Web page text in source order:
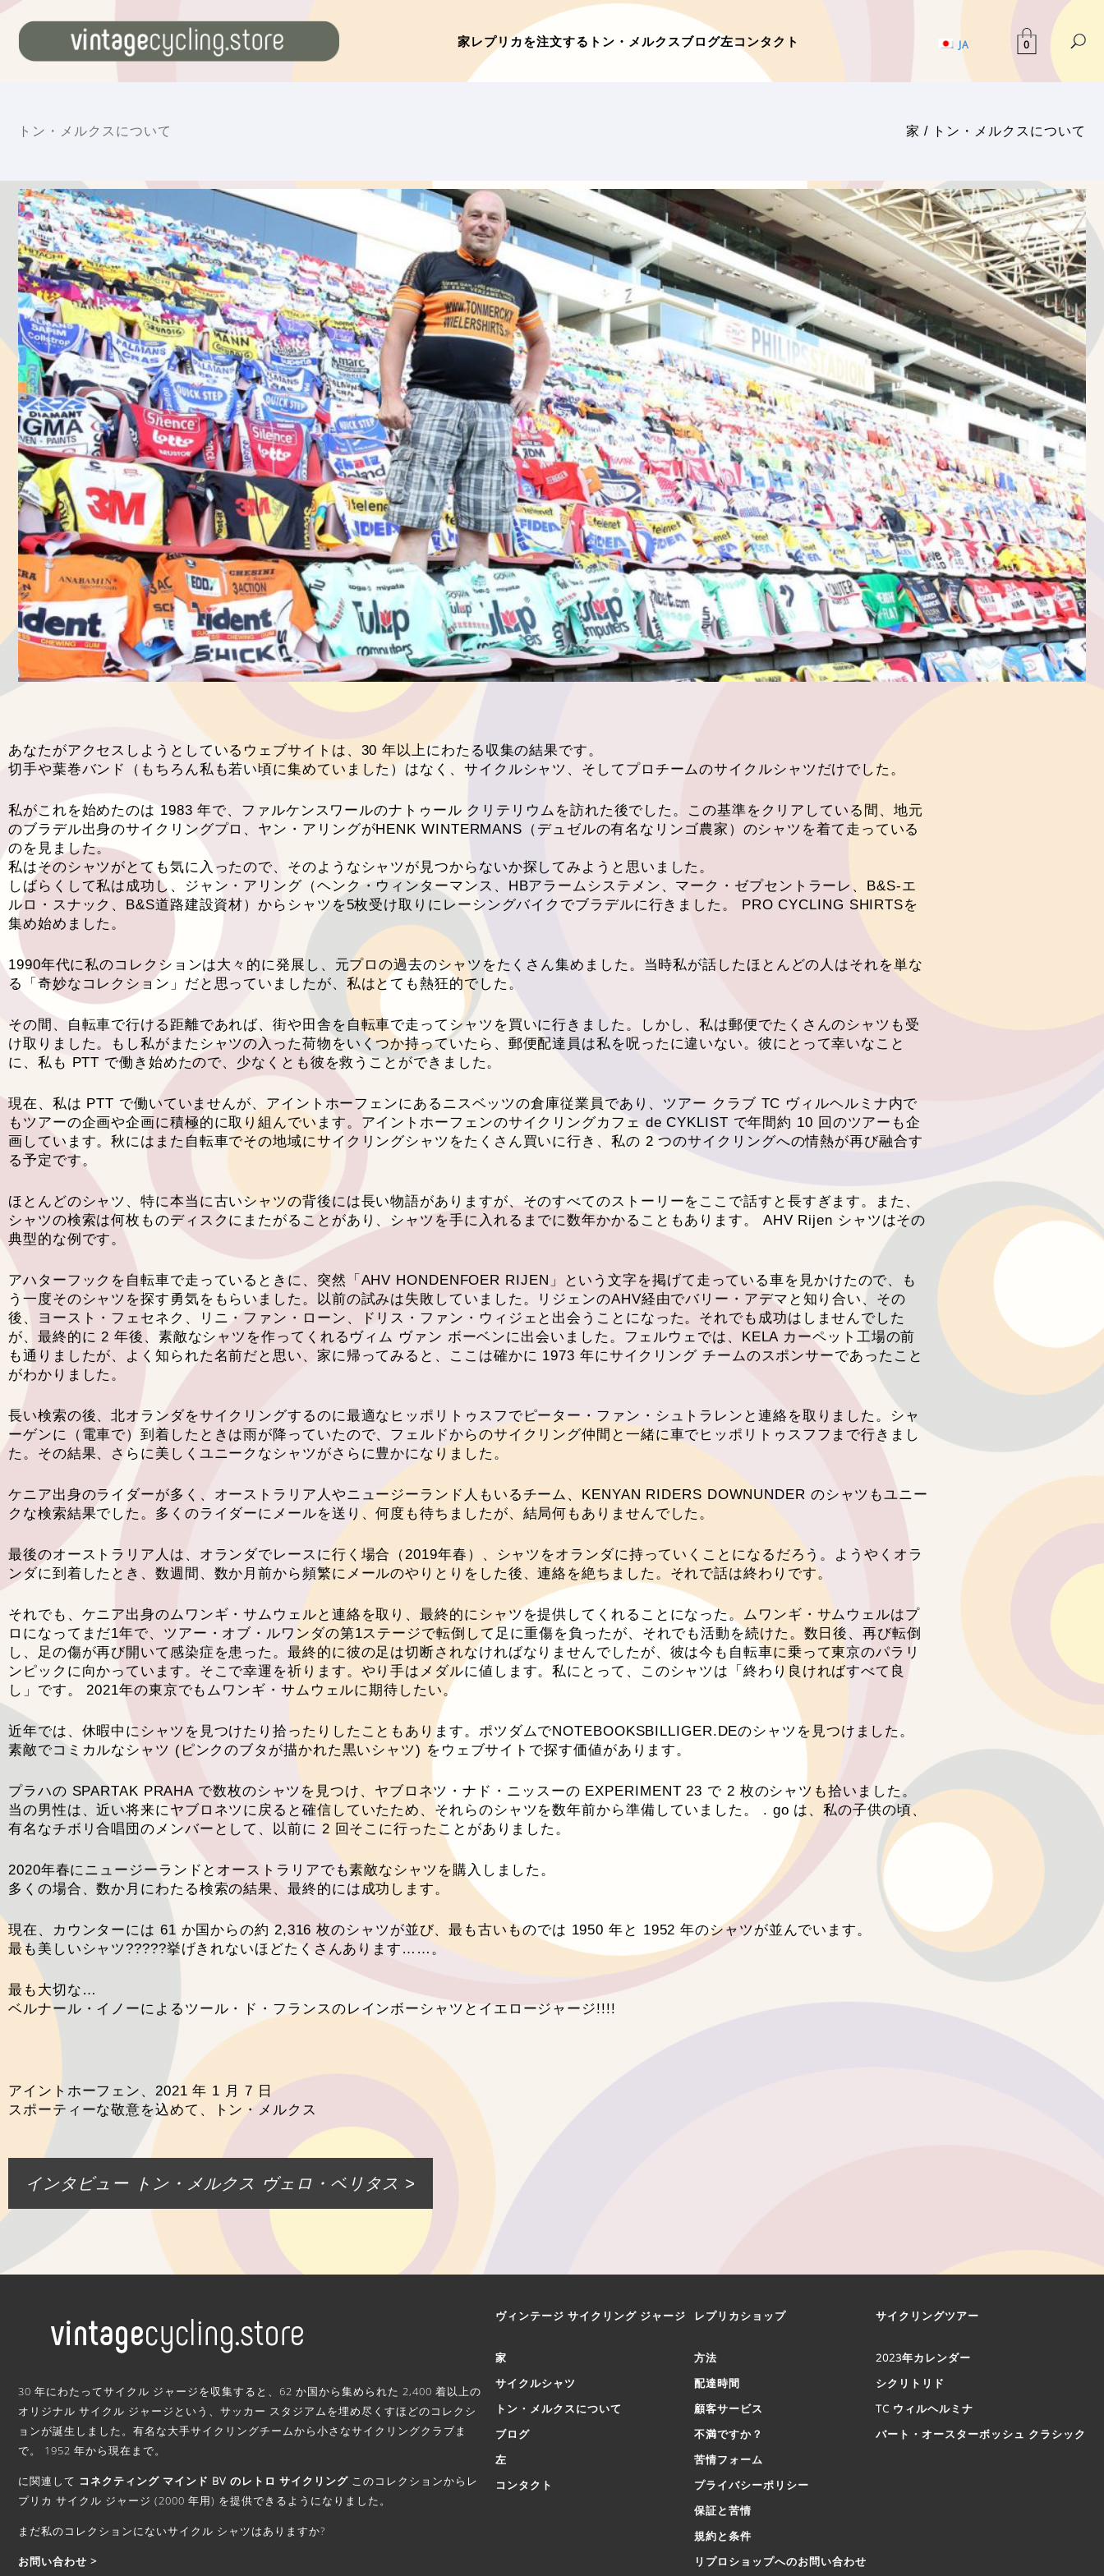
家レプリカを注文する トン・メルクスブログ左コンタクト JA 0
トン・メルクスについて 家 / トン・メルクスについて
あなたがアクセスしようとしているウェブサイトは、30 年以上にわたる収集の結果です。
切手や葉巻バンド（もちろん私も若い頃に集めていました）はなく、サイクルシャツ、そしてプロチームのサイクルシャツだけでした。
私がこれを始めたのは 1983 年で、ファルケンスワールのナトゥール クリテリウムを訪れた後でした。この基準をクリアしている間、地元
のブラデル出身のサイクリングプロ、ヤン・アリングがHENK WINTERMANS（デュゼルの有名なリンゴ農家）のシャツを着て走っている
のを見ました。
私はそのシャツがとても気に入ったので、そのようなシャツが見つからないか探してみようと思いました。
しばらくして私は成功し、ジャン・アリング（ヘンク・ウィンターマンス、HBアラームシステメン、マーク・ゼプセントラーレ、B&S-エ
ルロ・スナック、B&S道路建設資材）からシャツを5枚受け取りにレーシングバイクでブラデルに行きました。 PRO CYCLING SHIRTSを
集め始めました。
1990年代に私のコレクションは大々的に発展し、元プロの過去のシャツをたくさん集めました。当時私が話したほとんどの人はそれを単な
る「奇妙なコレクション」だと思っていましたが、私はとても熱狂的でした。
その間、自転車で行ける距離であれば、街や田舎を自転車で走ってシャツを買いに行きました。しかし、私は郵便でたくさんのシャツも受
け取りました。もし私がまたシャツの入った荷物をいくつか持っていたら、郵便配達員は私を呪ったに違いない。彼にとって幸いなこと
に、私も PTT で働き始めたので、少なくとも彼を救うことができました。
現在、私は PTT で働いていませんが、アイントホーフェンにあるニスベッツの倉庫従業員であり、ツアー クラブ TC ヴィルヘルミナ内で
もツアーの企画や企画に積極的に取り組んでいます。アイントホーフェンのサイクリングカフェ de CYKLIST で年間約 10 回のツアーも企
画しています。秋にはまた自転車でその地域にサイクリングシャツをたくさん買いに行き、私の 2 つのサイクリングへの情熱が再び融合す
る予定です。
ほとんどのシャツ、特に本当に古いシャツの背後には長い物語がありますが、そのすべてのストーリーをここで話すと長すぎます。また、
シャツの検索は何枚ものディスクにまたがることがあり、シャツを手に入れるまでに数年かかることもあります。 AHV Rijen シャツはその
典型的な例です。
アハターフックを自転車で走っているときに、突然「AHV HONDENFOER RIJEN」という文字を掲げて走っている車を見かけたので、も
う一度そのシャツを探す勇気をもらいました。以前の試みは失敗していました。リジェンのAHV経由でバリー・アデマと知り合い、その
後、ヨースト・フェセネク、リニ・ファン・ローン、ドリス・ファン・ウィジェと出会うことになった。それでも成功はしませんでした
が、最終的に 2 年後、素敵なシャツを作ってくれるヴィム ヴァン ボーベンに出会いました。フェルウェでは、KELA カーペット工場の前
も通りましたが、よく知られた名前だと思い、家に帰ってみると、ここは確かに 1973 年にサイクリング チームのスポンサーであったこと
がわかりました。
長い検索の後、北オランダをサイクリングするのに最適なヒッポリトゥスフでピーター・ファン・シュトラレンと連絡を取りました。シャ
ーゲンに（電車で）到着したときは雨が降っていたので、フェルドからのサイクリング仲間と一緒に車でヒッポリトゥスフフまで行きまし
た。その結果、さらに美しくユニークなシャツがさらに豊かになりました。
ケニア出身のライダーが多く、オーストラリア人やニュージーランド人もいるチーム、KENYAN RIDERS DOWNUNDER のシャツもユニー
クな検索結果でした。多くのライダーにメールを送り、何度も待ちましたが、結局何もありませんでした。
最後のオーストラリア人は、オランダでレースに行く場合（2019年春）、シャツをオランダに持っていくことになるだろう。ようやくオラ
ンダに到着したとき、数週間、数か月前から頻繁にメールのやりとりをした後、連絡を絶ちました。それで話は終わりです。
それでも、ケニア出身のムワンギ・サムウェルと連絡を取り、最終的にシャツを提供してくれることになった。ムワンギ・サムウェルはプ
ロになってまだ1年で、ツアー・オブ・ルワンダの第1ステージで転倒して足に重傷を負ったが、それでも活動を続けた。数日後、再び転倒
し、足の傷が再び開いて感染症を患った。最終的に彼の足は切断されなければなりませんでしたが、彼は今も自転車に乗って東京のパラリ
ンピックに向かっています。そこで幸運を祈ります。やり手はメダルに値します。私にとって、このシャツは「終わり良ければすべて良
し」です。 2021年の東京でもムワンギ・サムウェルに期待したい。
近年では、休暇中にシャツを見つけたり拾ったりしたこともあります。ポツダムでNOTEBOOKSBILLIGER.DEのシャツを見つけました。
素敵でコミカルなシャツ (ピンクのブタが描かれた黒いシャツ) をウェブサイトで探す価値があります。
プラハの SPARTAK PRAHA で数枚のシャツを見つけ、ヤブロネツ・ナド・ニッスーの EXPERIMENT 23 で 2 枚のシャツも拾いました。
当の男性は、近い将来にヤブロネツに戻ると確信していたため、それらのシャツを数年前から準備していました。 . go は、私の子供の頃、
有名なチボリ合唱団のメンバーとして、以前に 2 回そこに行ったことがありました。
2020年春にニュージーランドとオーストラリアでも素敵なシャツを購入しました。
多くの場合、数か月にわたる検索の結果、最終的には成功します。
現在、カウンターには 61 か国からの約 2,316 枚のシャツが並び、最も古いものでは 1950 年と 1952 年のシャツが並んでいます。
最も美しいシャツ?????挙げきれないほどたくさんあります……。
最も大切な…
ベルナール・イノーによるツール・ド・フランスのレインボーシャツとイエロージャージ!!!!
アイントホーフェン、2021 年 1 月 7 日
スポーティーな敬意を込めて、トン・メルクス
インタビュー トン・メルクス ヴェロ・ベリタス >
30 年にわたってサイクル ジャージを収集すると、62 か国から集められた 2,400 着以上の
オリジナル サイクル ジャージという、サッカー スタジアムを埋め尽くすほどのコレクシ
ョンが誕生しました。有名な大手サイクリングチームから小さなサイクリングクラブま
で。 1952 年から現在まで。
に関連して コネクティング マインド BV のレトロ サイクリング このコレクションからレ
プリカ サイクル ジャージ (2000 年用) を提供できるようになりました。
まだ私のコレクションにないサイクル シャツはありますか?
お問い合わせ >
ヴィンテージ サイクリング ジャージ
家
サイクルシャツ
トン・メルクスについて
ブログ
左
コンタクト
レプリカショップ
方法
配達時間
顧客サービス
不満ですか？
苦情フォーム
プライバシーポリシー
保証と苦情
規約と条件
リプロショップへのお問い合わせ
サイクリングツアー
2023年カレンダー
シクリトリド
TC ウィルヘルミナ
バート・オースターボッシュ クラシック